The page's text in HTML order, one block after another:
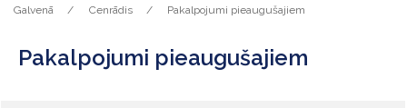
Galvenā Cenrādis Pakalpojumi pieaugušajiem
Pakalpojumi pieaugušajiem